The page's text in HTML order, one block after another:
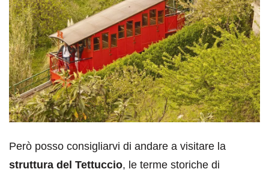
Però posso consigliarvi di andare a visitare la
struttura del Tettuccio, le terme storiche di